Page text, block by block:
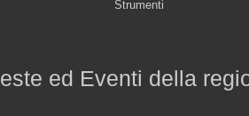
Strumenti
ed Eventi della